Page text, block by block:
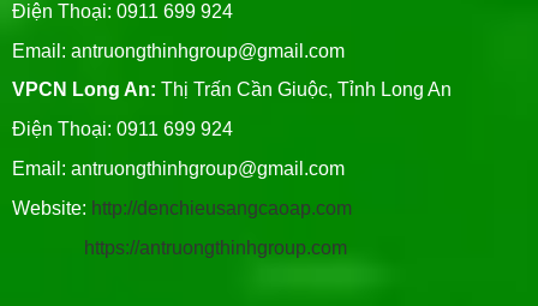
Điện Thoại: 0911 699 924
Email: antruongthinhgroup@gmail.com
VPCN Long An: Thị Trấn Cần Giuộc, Tỉnh Long An
Điện Thoại: 0911 699 924
Email: antruongthinhgroup@gmail.com
Website: http://denchieusangcaoap.com
https://antruongthinhgroup.com